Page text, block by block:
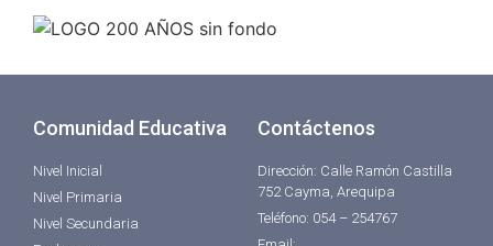
Comunidad Educativa
Nivel Inicial
Nivel Primaria
Nivel Secundaria
Contáctenos
Dirección: Calle Ramón Castilla
752 Cayma, Arequipa
Teléfono: 054 – 254767